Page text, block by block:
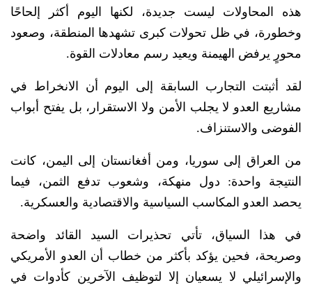
هذه المحاولات ليست جديدة، لكنها اليوم أكثر إلحاحًا
وخطورة، في ظل تحولات كبرى تشهدها المنطقة، وصعود
محورٍ يرفض الهيمنة ويعيد رسم معادلات القوة.
لقد أثبتت التجارب السابقة إلى اليوم أن الانخراط في
مشاريع العدو لا يجلب الأمن ولا الاستقرار، بل يفتح أبواب
الفوضى والاستنزاف.
من العراق إلى سوريا، ومن أفغانستان إلى اليمن، كانت
النتيجة واحدة: دول منهكة، وشعوب تدفع الثمن، فيما
يحصد العدو المكاسب السياسية والاقتصادية والعسكرية.
في هذا السياق، تأتي تحذيرات السيد القائد واضحة
وصريحة، فحين يؤكد بأكثر من خطاب أن العدو الأمريكي
والإسرائيلي لا يسعيان إلا لتوظيف الآخرين كأدوات في